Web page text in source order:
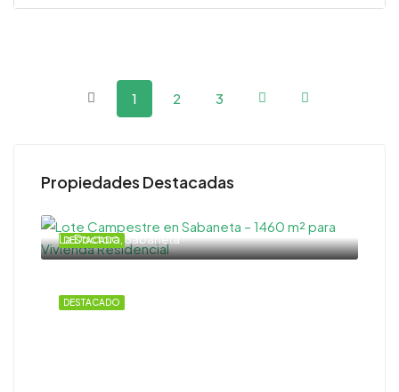
1 2 3
Propiedades Destacadas
DESTACADO
La Doctora, Sabaneta
DESTACADO